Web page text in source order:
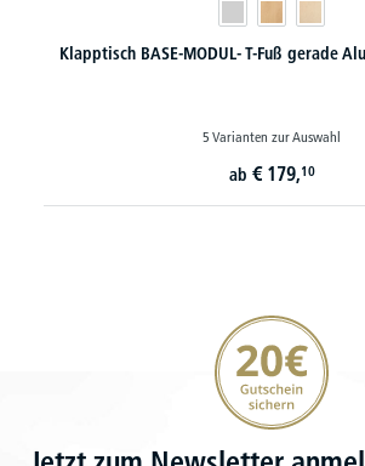
Klapptisch BASE-MODUL- T-Fuß gerade
5 Varianten zur Auswahl
ab € 179,10
20€ Gutschein sichern